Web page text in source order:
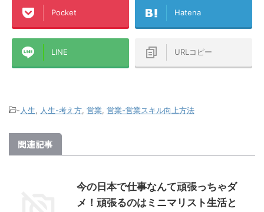
のアパー
ひかりテ
ンションタ
経済圏』に入ろうか悩んでいる方、各
種ポイントがいろんな経済圏にバラバ
ラに分散している方などの参考になれ
ば幸いです！ この記事のミ ...
した！ そん
Pocket Hatena
LINE URLコピー
- 人生 人生-考え方 営業 営業-営業スキル向上方法
関連記事
今の日本で仕事なんて頑張っちゃダ
メ！頑張るのはミニマリスト生活と